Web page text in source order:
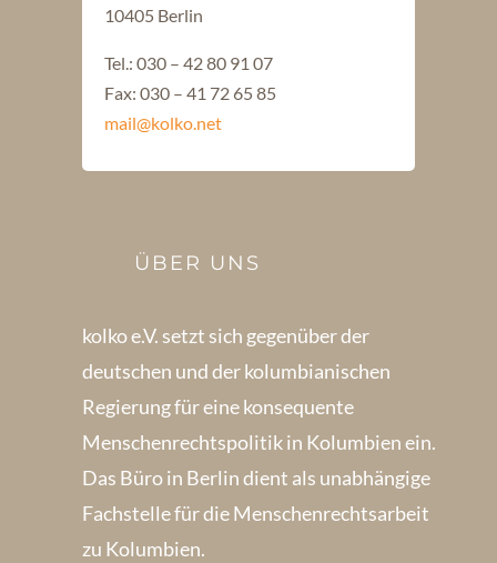
10405 Berlin
Tel.: 030 – 42 80 91 07
Fax: 030 – 41 72 65 85
mail@kolko.net
ÜBER UNS
kolko e.V. setzt sich gegenüber der
deutschen und der kolumbianischen
Regierung für eine konsequente
Menschenrechts­politik in Kolum­bien ein.
Das Büro in Berlin dient als unabhängige
Fachstelle für die Menschen­rechtsarbeit
zu Kolumbien.